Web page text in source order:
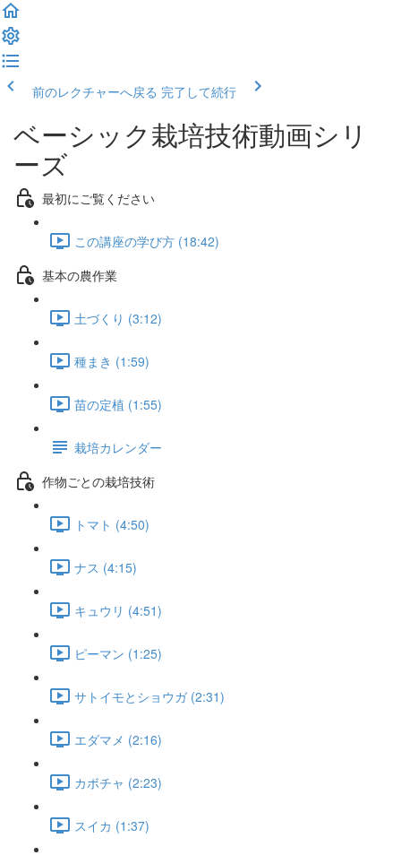
前のレクチャーへ戻る 完了して続行
ベーシック栽培技術動画シリ
ーズ
最初にご覧ください
この講座の学び方 (18:42)
基本の農作業
土づくり (3:12)
種まき (1:59)
苗の定植 (1:55)
栽培カレンダー
作物ごとの栽培技術
トマト (4:50)
ナス (4:15)
キュウリ (4:51)
ピーマン (1:25)
サトイモとショウガ (2:31)
エダマメ (2:16)
カボチャ (2:23)
スイカ (1:37)